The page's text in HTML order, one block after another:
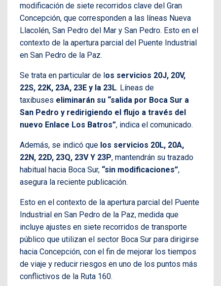
modificación de siete recorridos clave del Gran
Concepción, que corresponden a las líneas Nueva
Llacolén, San Pedro del Mar y San Pedro. Esto en el
contexto de la apertura parcial del Puente Industrial
en San Pedro de la Paz.
Se trata en particular de los servicios 20J, 20V,
22S, 22K, 23A, 23E y la 23L. Líneas de
taxibuses eliminarán su “salida por Boca Sur a
San Pedro y redirigiendo el flujo a través del
nuevo Enlace Los Batros”, indica el comunicado.
Además, se indicó que los servicios 20L, 20A,
22N, 22D, 23Q, 23V Y 23P, mantendrán su trazado
habitual hacia Boca Sur, “sin modificaciones”,
asegura la reciente publicación.
Esto en el contexto de la apertura parcial del Puente
Industrial en San Pedro de la Paz, medida que
incluye ajustes en siete recorridos de transporte
público que utilizan el sector Boca Sur para dirigirse
hacia Concepción, con el fin de mejorar los tiempos
de viaje y reducir riesgos en uno de los puntos más
conflictivos de la Ruta 160.